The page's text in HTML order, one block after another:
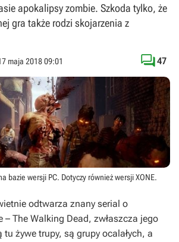
apokalipsy zombie. Szkoda tylko, że
gra także rodzi skojarzenia z
maja 2018 09:01 47
bazie wersji PC. Dotyczy również wersjiXONE.
odtwarza znany serial o
– The Walking Dead, zwłaszcza jego
tu żywe trupy, są grupy ocalałych, a